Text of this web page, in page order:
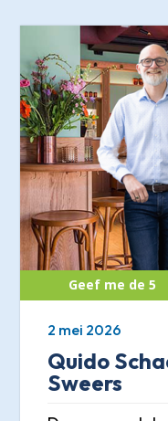
Quido
Sweers
2 mei 2026